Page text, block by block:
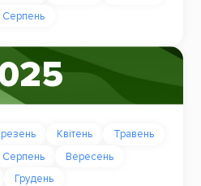
Серпень
Квітень
Травень
Серпень
Вересень
Грудень